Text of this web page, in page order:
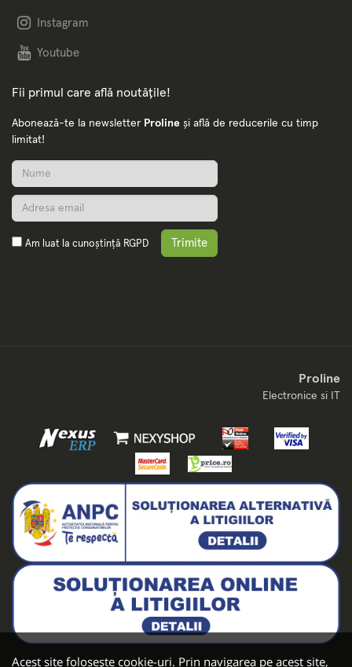
Acest site folosește cookie-uri. Prin navigarea pe acest site,
Instagram
Youtube
Fii primul care află noutățile!
Abonează-te la newsletter Proline și află de reducerile cu timp
limitat!
Am luat la cunoștință RGPD Trimite
Proline
Electronice si IT